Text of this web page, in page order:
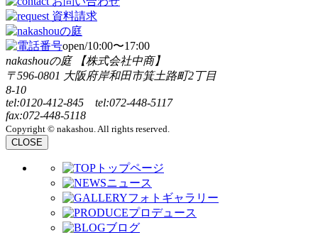
open/10:00〜17:00
nakashouの庭 【株式会社中商】
〒596-0801 大阪府岸和田市箕土路町2丁目
8-10
tel:0120-412-845 tel:072-448-5117
fax:072-448-5118
Copyright © nakashou. All rights reserved.
CLOSE
トップページ
ニュース
フォトギャラリー
プロデュース
ブログ